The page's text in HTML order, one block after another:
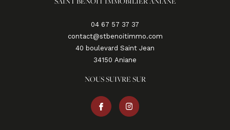
04 67 57 37 37
contact@stbenoitimmo.com
40 boulevard Saint Jean
34150
aniane
NOUS SUIVRE SUR